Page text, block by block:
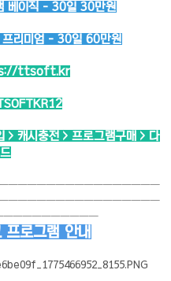
베이직 - 30일 30만원
리미엄 - 30일 60만원
ttsoft.kr
> 캐시충전 > 프로그램구매 > 다
프로그램 안내